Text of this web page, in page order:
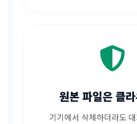
원본 파일은 클
기기에서 삭제하더라도